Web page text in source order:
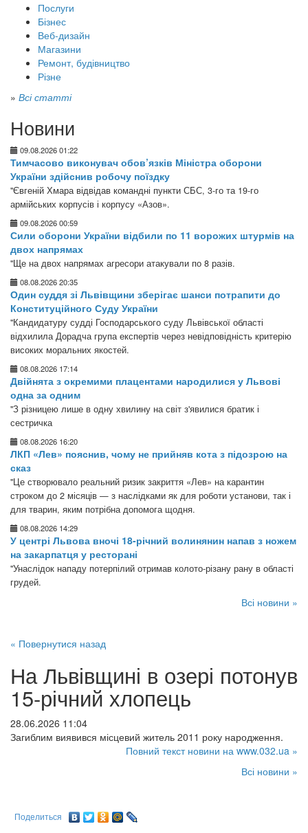
Послуги
Бізнес
Веб-дизайн
Магазини
Ремонт, будівництво
Різне
» Всі статті
Новини
09.08.2026 01:22
Тимчасово виконувач обов’язків Міністра оборони
України здійснив робочу поїздку
"Євгеній Хмара відвідав командні пункти СБС, 3-го та 19-го
армійських корпусів і корпусу «Азов».
09.08.2026 00:59
Сили оборони України відбили по 11 ворожих штурмів на
двох напрямах
"Ще на двох напрямах агресори атакували по 8 разів.
08.08.2026 20:35
Один суддя зі Львівщини зберігає шанси потрапити до
Конституційного Суду України
"Кандидатуру судді Господарського суду Львівської області
відхилила Дорадча група експертів через невідповідність критерію
високих моральних якостей.
08.08.2026 17:14
Двійнята з окремими плацентами народилися у Львові
одна за одним
"З різницею лише в одну хвилину на світ з'явилися братик і
сестричка
08.08.2026 16:20
ЛКП «Лев» пояснив, чому не прийняв кота з підозрою на
сказ
"Це створювало реальний ризик закриття «Лев» на карантин
строком до 2 місяців — з наслідками як для роботи установи, так і
для тварин, яким потрібна допомога щодня.
08.08.2026 14:29
У центрі Львова вночі 18-річний волинянин напав з ножем
на закарпатця у ресторані
"Унаслідок нападу потерпілий отримав колото-різану рану в області
грудей.
Всі новини »
« Повернутися назад
На Львівщині в озері потонув
15-річний хлопець
28.06.2026 11:04
Загиблим виявився місцевий житель 2011 року народження.
Повний текст новини на www.032.ua »
Всі новини »
Поделиться